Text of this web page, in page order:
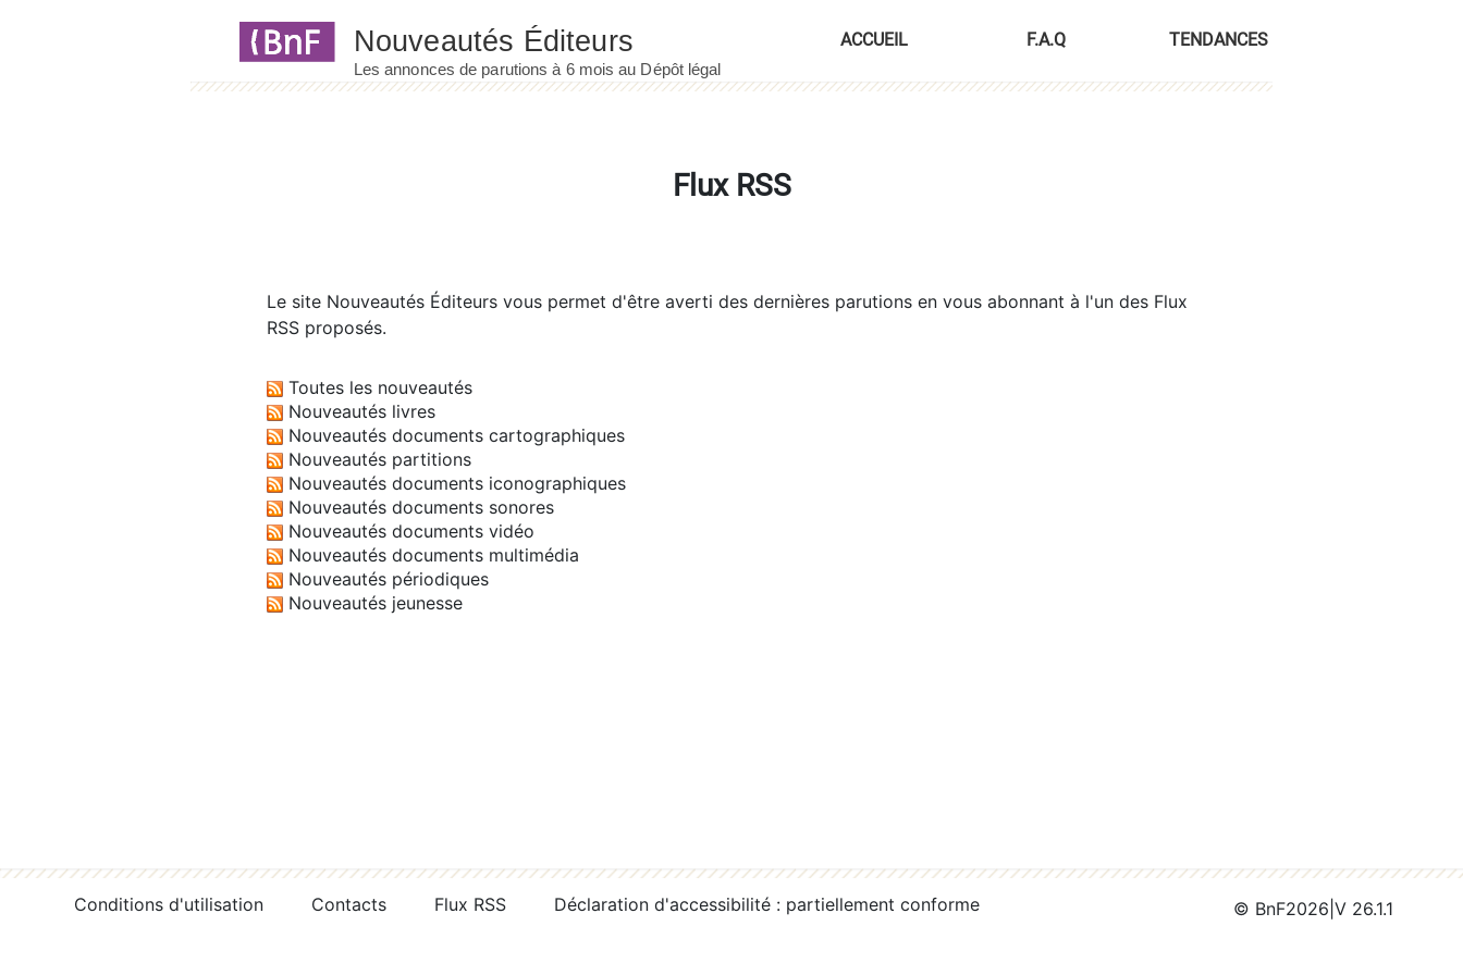
ACCUEIL F.A.Q TENDANCES
Flux RSS
Le site Nouveautés Éditeurs vous permet d'être averti des dernières parutions en vous abonnant à l'un des Flux
RSS proposés.
Toutes les nouveautés
Nouveautés livres
Nouveautés documents cartographiques
Nouveautés partitions
Nouveautés documents iconographiques
Nouveautés documents sonores
Nouveautés documents vidéo
Nouveautés documents multimédia
Nouveautés périodiques
Nouveautés jeunesse
Conditions d'utilisation Contacts Flux RSS Déclaration d'accessibilité : partiellement conforme © BnF2026 V 26.1.1